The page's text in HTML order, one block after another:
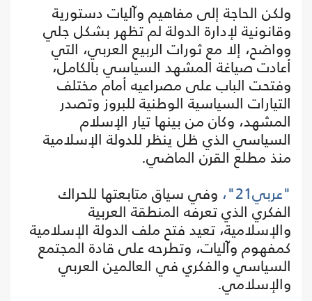
ولكن الحاجة إلى مفاهيم وآليات دستورية
وقانونية لإدارة الدولة لم تظهر بشكل جلي
وواضح، إلا مع ثورات الربيع العربي، التي
أعادت صياغة المشهد السياسي بالكامل،
وفتحت الباب على مصراعيه أمام مختلف
التيارات السياسية الوطنية للبروز وتصدر
المشهد، وكان من بينها تيار الإسلام
السياسي الذي ظل ينظر للدولة الإسلامية
منذ مطلع القرن الماضي.
"عربي21"،
وفي سياق متابعتها للحراك
الفكري الذي تعرفه المنطقة العربية
والإسلامية، تعيد فتح ملف الدولة الإسلامية
كمفهوم وآليات، وتطرحه على قادة المجتمع
السياسي والفكري في العالمين العربي
والإسلامي.